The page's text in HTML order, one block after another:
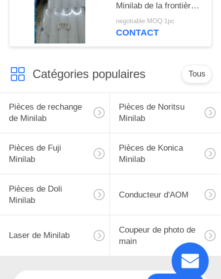
Minilab de la frontière
350 de Fuji
negotiable MOQ:1pc
CONTACT
Catégories populaires Tous
Pièces de rechange
de Minilab
Pièces de Noritsu
Minilab
Pièces de Fuji
Minilab
Pièces de Konica
Minilab
Pièces de Doli
Minilab
Conducteur d'AOM
Laser de Minilab
Coupeur de photo de
main